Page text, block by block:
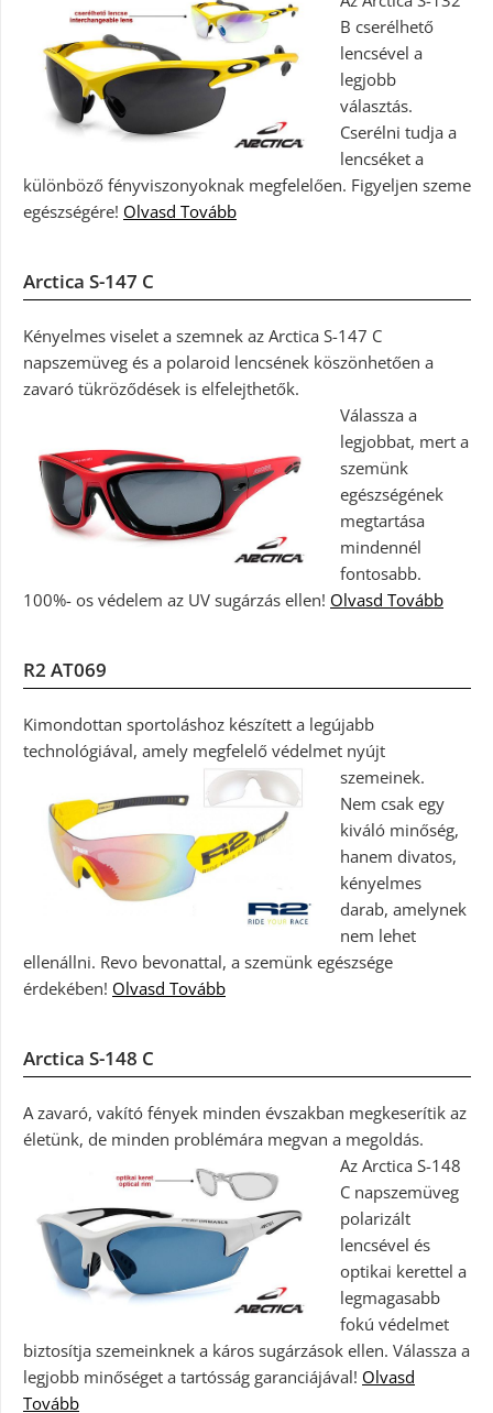
B cserélhető
lencsével a
legjobb
választás.
Cserélni tudja a
lencséket a
különböző fényviszonyoknak megfelelően. Figyeljen szeme
egészségére! Olvasd Tovább
Arctica S-147 C
Kényelmes viselet a szemnek az Arctica S-147 C
napszemüveg és a polaroid lencsének köszönhetően a
zavaró tükröződések is elfelejthetők.
Válassza a
legjobbat, mert a
szemünk
egészségének
megtartása
mindennél
fontosabb.
100%- os védelem az UV sugárzás ellen! Olvasd Tovább
R2 AT069
Kimondottan sportoláshoz készített a legújabb
technológiával, amely megfelelő védelmet nyújt
szemeinek.
Nem csak egy
kiváló minőség,
hanem divatos,
kényelmes
darab, amelynek
nem lehet
ellenállni. Revo bevonattal, a szemünk egészsége
érdekében! Olvasd Tovább
Arctica S-148 C
A zavaró, vakító fények minden évszakban megkeserítik az
életünk, de minden problémára megvan a megoldás.
Az Arctica S-148
C napszemüveg
polarizált
lencsével és
optikai kerettel a
legmagasabb
fokú védelmet
biztosítja szemeinknek a káros sugárzások ellen. Válassza a
legjobb minőséget a tartósság garanciájával! Olvasd
Tovább